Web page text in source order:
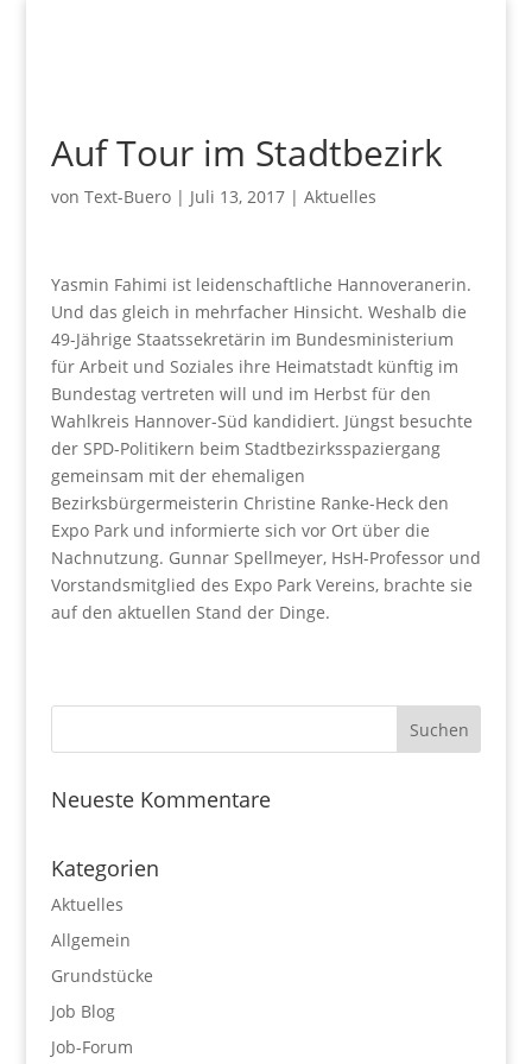
Auf Tour im Stadtbezirk
von Text-Buero| Juli 13, 2017| Aktuelles
Yasmin Fahimi ist leidenschaftliche Hannoveranerin.
Und das gleich in mehrfacher Hinsicht. Weshalb die
49-Jährige Staatssekretärin im Bundesministerium
für Arbeit und Soziales ihre Heimatstadt künftig im
Bundestag vertreten will und im Herbst für den
Wahlkreis Hannover-Süd kandidiert. Jüngst besuchte
der SPD-Politikern beim Stadtbezirksspaziergang
gemeinsam mit der ehemaligen
Bezirksbürgermeisterin Christine Ranke-Heck den
Expo Park und informierte sich vor Ort über die
Nachnutzung. Gunnar Spellmeyer, HsH-Professor und
Vorstandsmitglied des Expo Park Vereins, brachte sie
auf den aktuellen Stand der Dinge.
Neueste Kommentare
Kategorien
Aktuelles
Allgemein
Grundstücke
Job Blog
Job-Forum